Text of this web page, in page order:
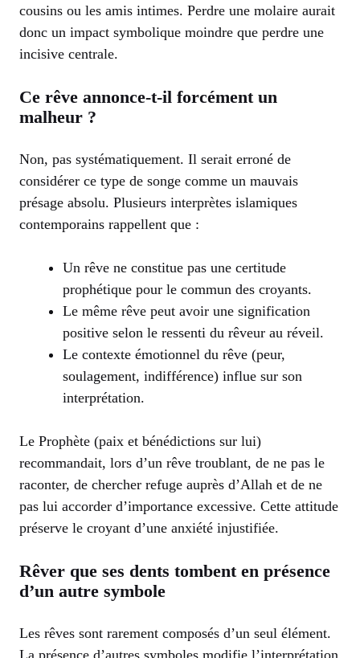
cousins ou les amis intimes. Perdre une molaire aurait
donc un impact symbolique moindre que perdre une
incisive centrale.
Ce rêve annonce-t-il forcément un
malheur ?
Non, pas systématiquement. Il serait erroné de
considérer ce type de songe comme un mauvais
présage absolu. Plusieurs interprètes islamiques
contemporains rappellent que :
Un rêve ne constitue pas une certitude
prophétique pour le commun des croyants.
Le même rêve peut avoir une signification
positive selon le ressenti du rêveur au réveil.
Le contexte émotionnel du rêve (peur,
soulagement, indifférence) influe sur son
interprétation.
Le Prophète (paix et bénédictions sur lui)
recommandait, lors d’un rêve troublant, de ne pas le
raconter, de chercher refuge auprès d’Allah et de ne
pas lui accorder d’importance excessive. Cette attitude
préserve le croyant d’une anxiété injustifiée.
Rêver que ses dents tombent en présence
d’un autre symbole
Les rêves sont rarement composés d’un seul élément.
La présence d’autres symboles modifie l’interprétation